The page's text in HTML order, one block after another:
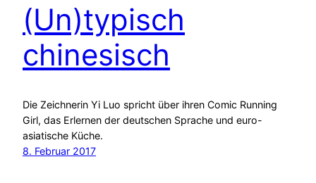
(Un)typisch
chinesisch
Die Zeichnerin Yi Luo spricht über ihren Comic Running
Girl, das Erlernen der deutschen Sprache und euro-
asiatische Küche.
8. Februar 2017